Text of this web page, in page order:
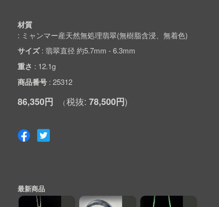
材質
ミャンマー産天然無処理翡翠(無樹脂含浸、無着色)
サイズ 翡翠直径 約5.7mm - 6.3mm
重さ 12.1g
商品番号 25312
86,350円 78,500円
最新商品